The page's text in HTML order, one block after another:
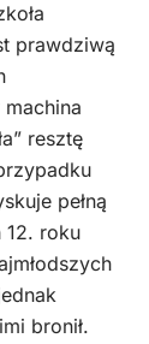
prawdziwą
resztę
pełną
roku
bronił.